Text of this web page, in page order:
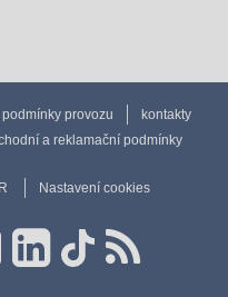
podmínky provozu
kontakty
a reklamační podmínky
Nastavení cookies